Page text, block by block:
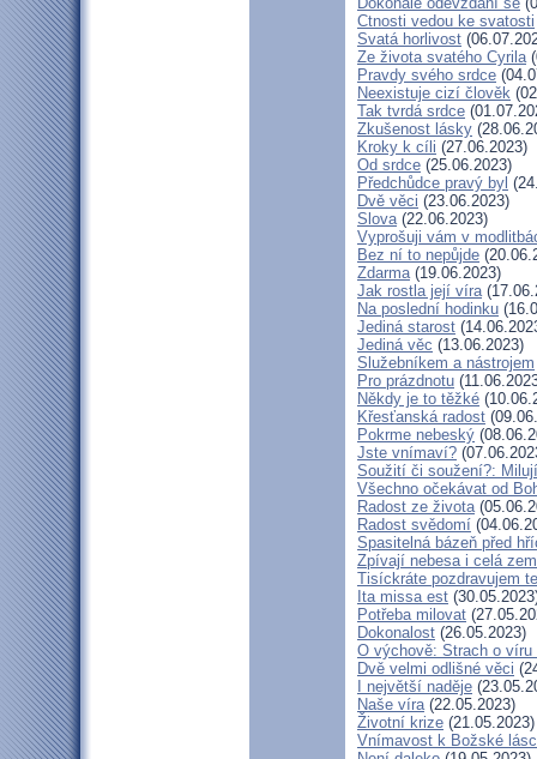
Ctnosti vedou ke svatosti
Svatá horlivost
Ze života svatého Cyrila
Pravdy svého srdce
Neexistuje cizí člověk
Tak tvrdá srdce
Zkušenost lásky
Kroky k cíli (27.06.2023)
Od srdce (25.06.2023)
Předchůdce pravý byl
Dvě věci (23.06.2023)
Slova(22.06.2023)
Vyprošuji vám v
Bez ní to nepůjde
Zdarma(19.06.2023)
Jak rostla její víra
Na poslední hodinku
Jediná starost
Jediná věc (13.06.2023)
Služebníkem a nástrojem
Pro prázdnotu
Někdy je to těžké
Křesťanská radost
Pokrme nebeský
Jste vnímaví?
Soužití či soužení?:
Všechno očekávat od
Radost ze života
Radost svědomí
Spasitelná bázeň před
Zpívají nebesa i celá
Tisíckráte pozdravujem
Ita missa est
Potřeba milovat
Dokonalost (26.05.2023)
O výchově: Strach o víru
Dvě velmi odlišné věci
I největší naděje
Naše víra(22.05.2023)
Životní krize (21.05.2023)
Vnímavost k Božské